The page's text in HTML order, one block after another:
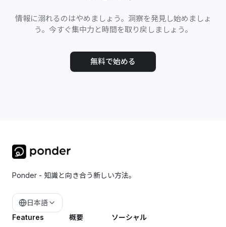
情報に溺れるのはやめましょう。洞察を発見し始めましょ
う。今すぐ集中力と時間を取り戻しましょう。
無料で始める
Ponder - 知識と向き合う新しい方法。
日本語
Features
概要 ソーシャル